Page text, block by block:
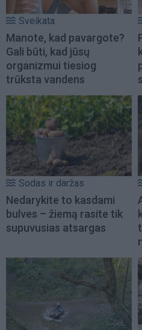
Sveikata
Manote, kad pavargote?
Gali būti, kad jūsų
organizmui tiesiog
trūksta vandens
Sodas ir daržas
Nedarykite to kasdami
bulves – žiemą rasite tik
supuvusias atsargas